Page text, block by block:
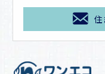
住